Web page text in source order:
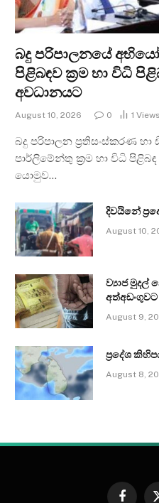
බදු පරිපාලනයේ
පිළිබඳව ක්‍රම හා විධි
අවධානයට
August 10, 2026 0 1 Views
බදු පරිපාලන ප්‍රතිසංස්කරණ
පාර්ලිමේන්තු ක්‍රම හා විධි
යොමුව…
දිවයිනේ
August 10,
ව්‍යාජ මුදල්
අත්අඩංගුවට
August 9,
ප්‍රදේශ
August 8,